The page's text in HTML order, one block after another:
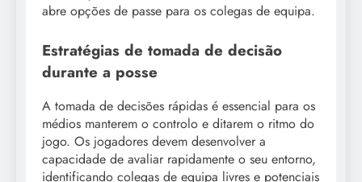
abre opções de passe para os colegas de equipa.
Estratégias de tomada de decisão
durante a posse
A tomada de decisões rápidas é essencial para os
médios manterem o controlo e ditarem o ritmo do
jogo. Os jogadores devem desenvolver a
capacidade de avaliar rapidamente o seu entorno,
identificando colegas de equipa livres e potenciais